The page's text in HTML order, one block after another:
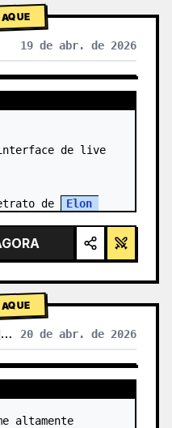
19 de abr. de 2026
de live
de
Elon
esquema técnico
20 de abr. de 2026
altamente